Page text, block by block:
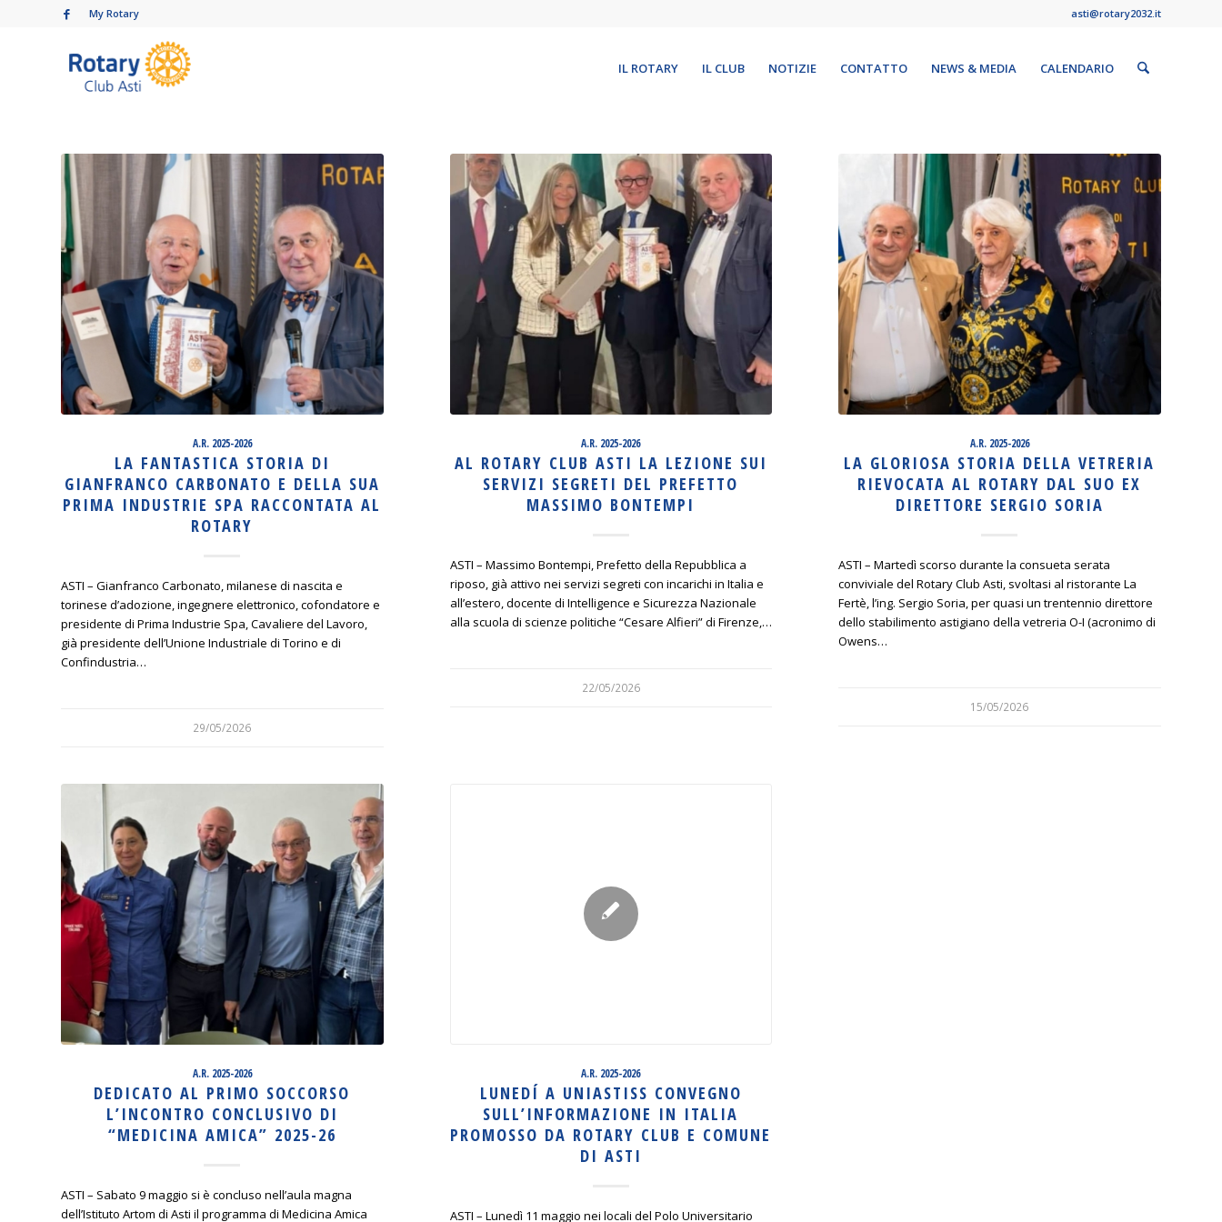
My Rotary asti@rotary2032.it
IL ROTARY IL CLUB NOTIZIE CONTATTO NEWS & MEDIA CALENDARIO
A.R. 2025-2026
LA FANTASTICA STORIA DI
GIANFRANCO CARBONATO E DELLA SUA
PRIMA INDUSTRIE SPA RACCONTATA AL
ROTARY
ASTI – Gianfranco Carbonato, milanese di nascita e
torinese d’adozione, ingegnere elettronico, cofondatore e
presidente di Prima Industrie Spa, Cavaliere del Lavoro,
già presidente dell’Unione Industriale di Torino e di
Confindustria…
29/05/2026
A.R. 2025-2026
AL ROTARY CLUB ASTI LA LEZIONE SUI
SERVIZI SEGRETI DEL PREFETTO
MASSIMO BONTEMPI
ASTI – Massimo Bontempi, Prefetto della Repubblica a
riposo, già attivo nei servizi segreti con incarichi in Italia e
all’estero, docente di Intelligence e Sicurezza Nazionale
alla scuola di scienze politiche “Cesare Alfieri” di Firenze,…
22/05/2026
A.R. 2025-2026
LA GLORIOSA STORIA DELLA VETRERIA
RIEVOCATA AL ROTARY DAL SUO EX
DIRETTORE SERGIO SORIA
ASTI – Martedì scorso durante la consueta serata
conviviale del Rotary Club Asti, svoltasi al ristorante La
Fertè, l’ing. Sergio Soria, per quasi un trentennio direttore
dello stabilimento astigiano della vetreria O-I (acronimo di
Owens…
15/05/2026
A.R. 2025-2026
DEDICATO AL PRIMO SOCCORSO
L’INCONTRO CONCLUSIVO DI
“MEDICINA AMICA” 2025-26
ASTI – Sabato 9 maggio si è concluso nell’aula magna
dell’Istituto Artom di Asti il programma di Medicina Amica
A.R. 2025-2026
LUNEDÍ A UNIASTISS CONVEGNO
SULL’INFORMAZIONE IN ITALIA
PROMOSSO DA ROTARY CLUB E COMUNE
DI ASTI
ASTI – Lunedì 11 maggio nei locali del Polo Universitario